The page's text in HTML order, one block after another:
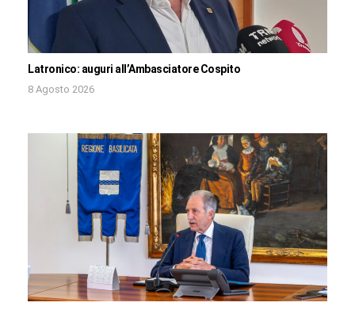
Latronico: auguri all’Ambasciatore Cospito
8 Agosto 2026